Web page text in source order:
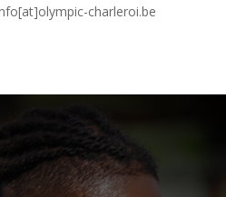
charleroi.be